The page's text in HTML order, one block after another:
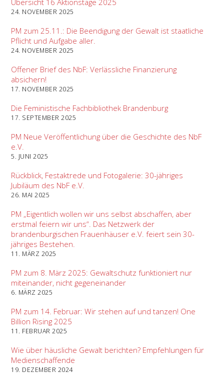
Übersicht 16 Aktionstage 2025
24. NOVEMBER 2025
PM zum 25.11.: Die Beendigung der Gewalt ist staatliche
Pflicht und Aufgabe aller.
24. NOVEMBER 2025
Offener Brief des NbF: Verlässliche Finanzierung
absichern!
17. NOVEMBER 2025
Die Feministische Fachbibliothek Brandenburg
17. SEPTEMBER 2025
PM Neue Veröffentlichung über die Geschichte des NbF
e.V.
5. JUNI 2025
Rückblick, Festaktrede und Fotogalerie: 30-jähriges
Jubiläum des NbF e.V.
26. MAI 2025
PM „Eigentlich wollen wir uns selbst abschaffen, aber
erstmal feiern wir uns“. Das Netzwerk der
brandenburgischen Frauenhäuser e.V. feiert sein 30-
jähriges Bestehen.
11. MÄRZ 2025
PM zum 8. März 2025: Gewaltschutz funktioniert nur
miteinander, nicht gegeneinander
6. MÄRZ 2025
PM zum 14. Februar: Wir stehen auf und tanzen! One
Billion Rising 2025
11. FEBRUAR 2025
Wie über häusliche Gewalt berichten? Empfehlungen für
Medienschaffende
19. DEZEMBER 2024